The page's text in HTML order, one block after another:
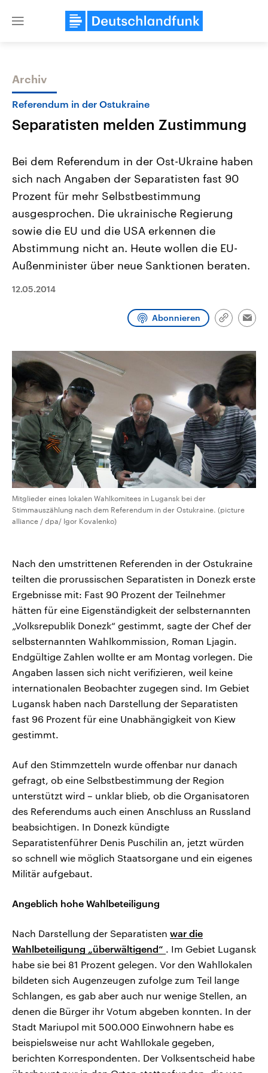
Close
Themen
Landtagswahl Sachsen-Anhalt
2026
Alle Informationen
Sachsen-Anhalt wählt am 6.
September 2026 einen neuen
Landtag. Seit 2021 wird das
Bundesland von einer Koalition aus
Umfragen, Prognosen,
Wahlprogramme, aktuelle Berichte
und Kandidaten der anstehenden
USA
Aktuelle Beiträge,
Hintergründe
Wirtschaftlich und
gehören die Vereinigten
mit großem Einfluss auf
Archiv
Referendum in der Ostukraine
Separatisten melden Zustimmung
Bei dem Referendum in der Ost-Ukraine haben
sich nach Angaben der Separatisten fast 90
Prozent für mehr Selbstbestimmung
ausgesprochen. Die ukrainische Regierung
sowie die EU und die USA erkennen die
Abstimmung nicht an. Heute wollen die EU-
Außenminister über neue Sanktionen beraten.
12.05.2014
Abonnieren
Link
Mitglieder eines lokalen Wahlkomitees in Lugansk bei der
Stimmauszählung nach dem Referendum in der Ostukraine. (picture
alliance / dpa/ Igor Kovalenko)
Nach den umstrittenen Referenden in der Ostukraine
teilten die prorussischen Separatisten in Donezk erste
Ergebnisse mit: Fast 90 Prozent der Teilnehmer
hätten für eine Eigenständigkeit der selbsternannten
„Volksrepublik Donezk“ gestimmt, sagte der Chef der
selbsternannten Wahlkommission, Roman Ljagin.
Endgültige Zahlen wollte er am Montag vorlegen. Die
Angaben lassen sich nicht verifizieren, weil keine
internationalen Beobachter zugegen sind. Im Gebiet
Lugansk haben nach Darstellung der Separatisten
fast 96 Prozent für eine Unabhängigkeit von Kiew
gestimmt.
Auf den Stimmzetteln wurde offenbar nur danach
gefragt, ob eine Selbstbestimmung der Region
unterstützt wird – unklar blieb, ob die Organisatoren
des Referendums auch einen Anschluss an Russland
beabsichtigen. In Donezk kündigte
Separatistenführer Denis Puschilin an, jetzt würden
so schnell wie möglich Staatsorgane und ein eigenes
Militär aufgebaut.
Angeblich hohe Wahlbeteiligung
Nach Darstellung der Separatisten war die
Wahlbeteiligung „überwältigend“ . Im Gebiet Lugansk
habe sie bei 81 Prozent gelegen. Vor den Wahllokalen
bildeten sich Augenzeugen zufolge zum Teil lange
Schlangen, es gab aber auch nur wenige Stellen, an
denen die Bürger ihr Votum abgeben konnten. In der
Stadt Mariupol mit 500.000 Einwohnern habe es
beispielsweise nur acht Wahllokale gegeben,
berichten Korrespondenten. Der Volksentscheid habe